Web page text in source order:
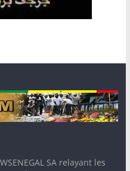
SA relayant les